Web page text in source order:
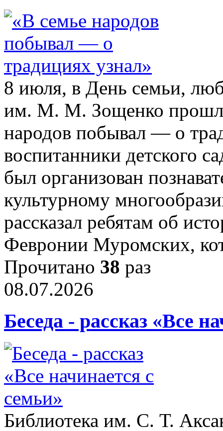
8 июля, в День семьи,
им. М. М. Зощенко
народов побывал — о
воспитанники детского
был организован
культурному
рассказал ребятам об
Февронии Муромских,
Прочитано 38 раз
08.07.2026
Беседа - рассказ «Все
Библиотека им. С. Т.